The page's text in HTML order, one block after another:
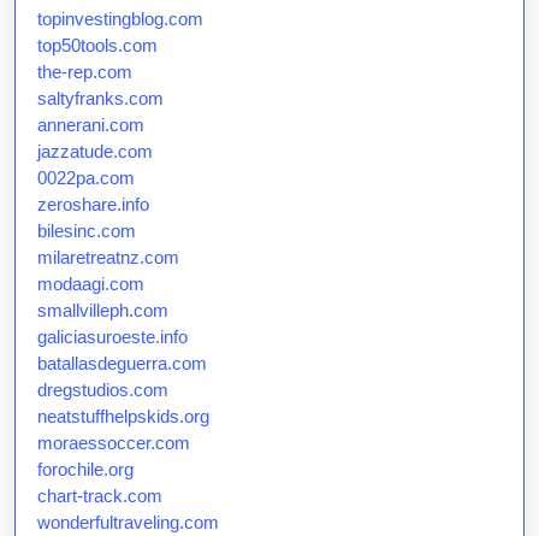
topinvestingblog.com
top50tools.com
the-rep.com
saltyfranks.com
annerani.com
jazzatude.com
0022pa.com
zeroshare.info
bilesinc.com
milaretreatnz.com
modaagi.com
smallvilleph.com
galiciasuroeste.info
batallasdeguerra.com
dregstudios.com
neatstuffhelpskids.org
moraessoccer.com
forochile.org
chart-track.com
wonderfultraveling.com